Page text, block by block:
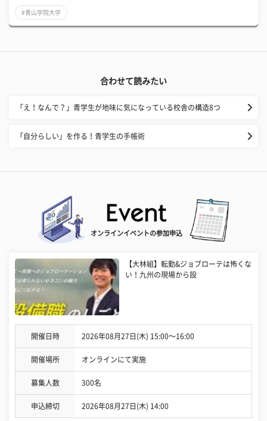
#青山学院大学
合わせて読みたい
「え！なんで？」青学生が地味に気になっている校舎の構造8つ
「自分らしい」を作る！青学生の手帳術
オンラインイベントの参加申込
【大林組】転勤&ジョブローテは怖くな
い！九州の現場から設
開催日時 2026年08月27日(木) 15:00〜16:00
開催場所 オンラインにて実施
募集人数 300名
申込締切 2026年08月27日(木) 14:00